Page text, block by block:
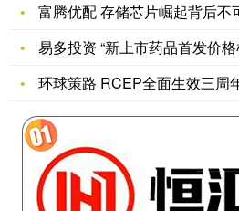
富腾优配 存储芯片崛起背后
易多投资 “新上市药品首发价格机制
环球策路 RCEP全面生效三周年 广